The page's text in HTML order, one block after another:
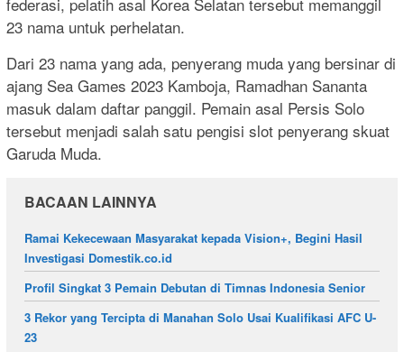
23 nama untuk perhelatan.
Dari 23 nama yang ada, penyerang muda yang bersinar di
ajang Sea Games 2023 Kamboja, Ramadhan Sananta
masuk dalam daftar panggil. Pemain asal Persis Solo
tersebut menjadi salah satu pengisi slot penyerang skuat
Garuda Muda.
BACAAN LAINNYA
Ramai Kekecewaan Masyarakat kepada Vision+, Begini Hasil
Investigasi Domestik.co.id
Profil Singkat 3 Pemain Debutan di Timnas Indonesia Senior
3 Rekor yang Tercipta di Manahan Solo Usai Kualifikasi AFC U-
23